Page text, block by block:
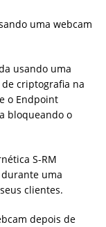
uma webcam
usando uma
criptografia na
o Endpoint
bloqueando o
S-RM
uma
clientes.
depois de